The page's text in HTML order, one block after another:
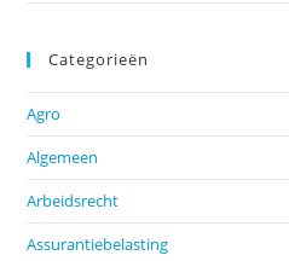
Categorieën
Agro
Algemeen
Arbeidsrecht
Assurantiebelasting